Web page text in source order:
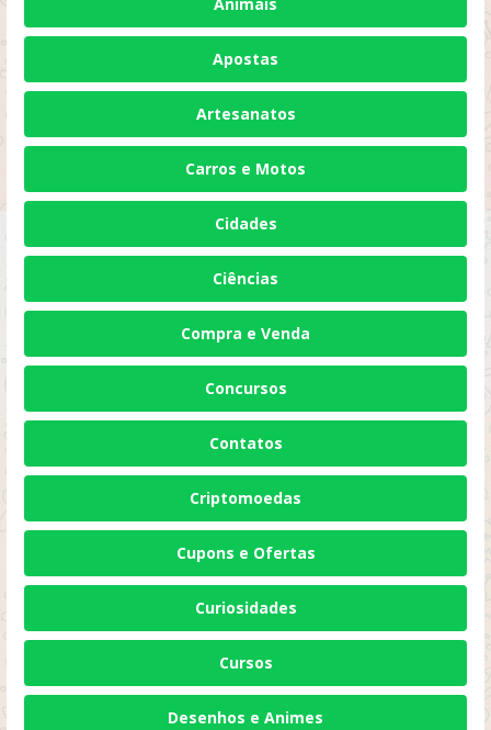
Apostas
Artesanatos
Carros e Motos
Cidades
Ciências
Compra e Venda
Concursos
Contatos
Criptomoedas
Cupons e Ofertas
Curiosidades
Cursos
Desenhos e Animes